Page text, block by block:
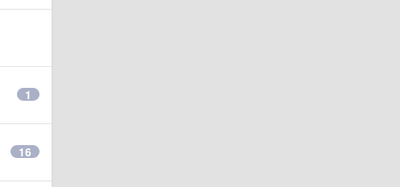
1
16